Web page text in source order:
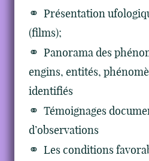
Présentation
(films);
Panorama des
engins, entités,
identifiés
Témoignages
d’observations
Les conditions